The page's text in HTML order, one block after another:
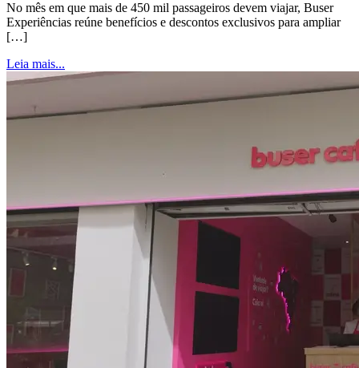
No mês em que mais de 450 mil passageiros devem viajar, Buser
Experiências reúne benefícios e descontos exclusivos para ampliar
[…]
Leia mais...